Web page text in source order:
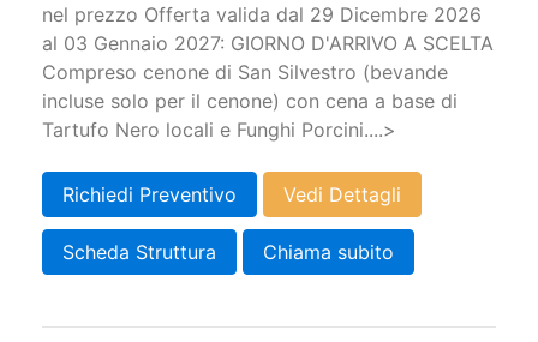
nel prezzo Offerta valida dal 29 Dicembre 2026
al 03 Gennaio 2027: GIORNO D'ARRIVO A SCELTA
Compreso cenone di San Silvestro (bevande
incluse solo per il cenone) con cena a base di
Tartufo Nero locali e Funghi Porcini....>
Richiedi Preventivo Vedi Dettagli
Scheda Struttura Chiama subito